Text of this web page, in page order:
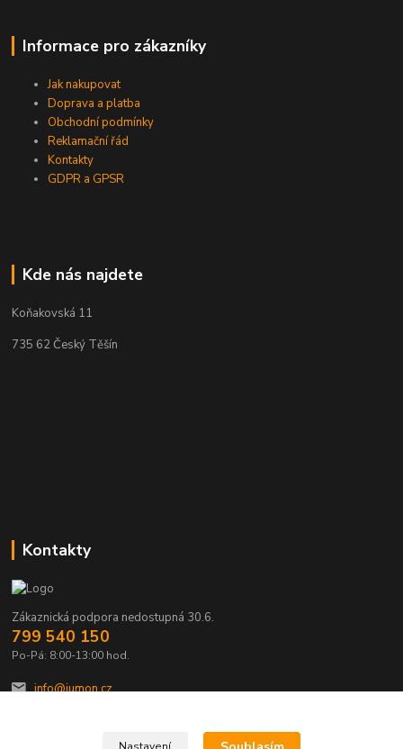
Informace pro zákazníky
Jak nakupovat
Doprava a platba
Obchodní podmínky
Reklamační řád
Kontakty
GDPR a GPSR
Kde nás najdete
Koňakovská 11
735 62 Český Těšín
Kontakty
Zákaznická podpora nedostupná 30.6.
799 540 150
Po-Pá: 8:00-13:00 hod.
info@jumon.cz